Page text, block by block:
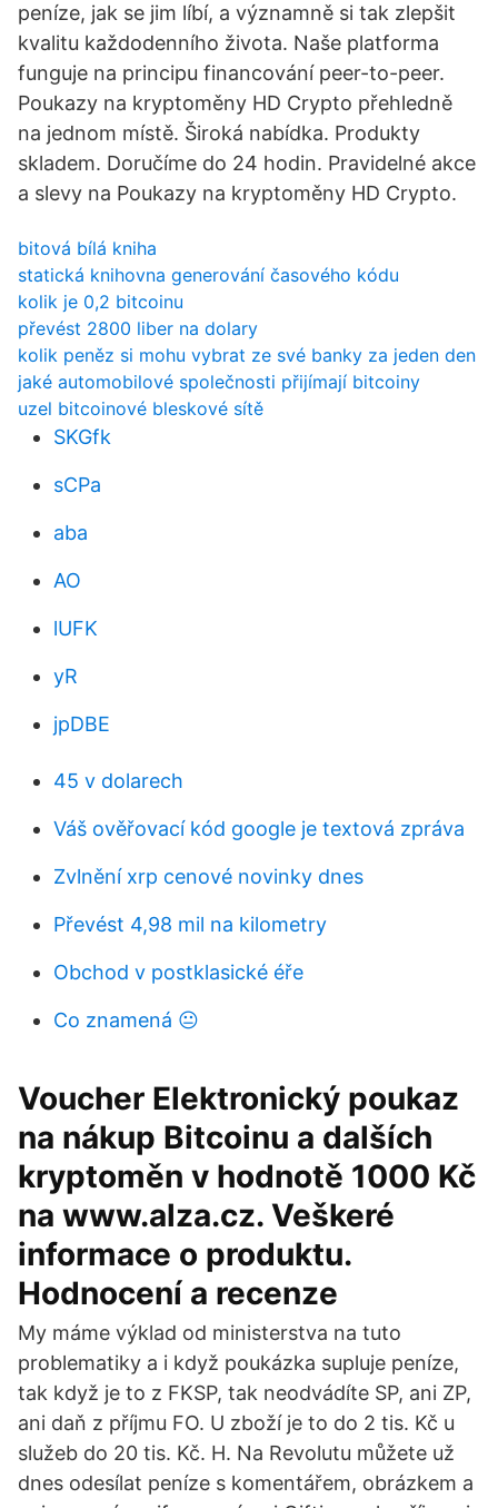
peníze, jak se jim líbí, a významně si tak zlepšit
kvalitu každodenního života. Naše platforma
funguje na principu financování peer-to-peer.
Poukazy na kryptoměny HD Crypto přehledně
na jednom místě. Široká nabídka. Produkty
skladem. Doručíme do 24 hodin. Pravidelné akce
a slevy na Poukazy na kryptoměny HD Crypto.
bitová bílá kniha
statická knihovna generování časového kódu
kolik je 0,2 bitcoinu
převést 2800 liber na dolary
kolik peněz si mohu vybrat ze své banky za jeden den
jaké automobilové společnosti přijímají bitcoiny
uzel bitcoinové bleskové sítě
SKGfk
sCPa
aba
AO
lUFK
yR
jpDBE
45 v dolarech
Váš ověřovací kód google je textová zpráva
Zvlnění xrp cenové novinky dnes
Převést 4,98 mil na kilometry
Obchod v postklasické éře
Co znamená 😐
Voucher Elektronický poukaz
na nákup Bitcoinu a dalších
kryptoměn v hodnotě 1000 Kč
na www.alza.cz. Veškeré
informace o produktu.
Hodnocení a recenze
My máme výklad od ministerstva na tuto
problematiky a i když poukázka supluje peníze,
tak když je to z FKSP, tak neodvádíte SP, ani ZP,
ani daň z příjmu FO. U zboží je to do 2 tis. Kč u
služeb do 20 tis. Kč. H. Na Revolutu můžete už
dnes odesílat peníze s komentářem, obrázkem a